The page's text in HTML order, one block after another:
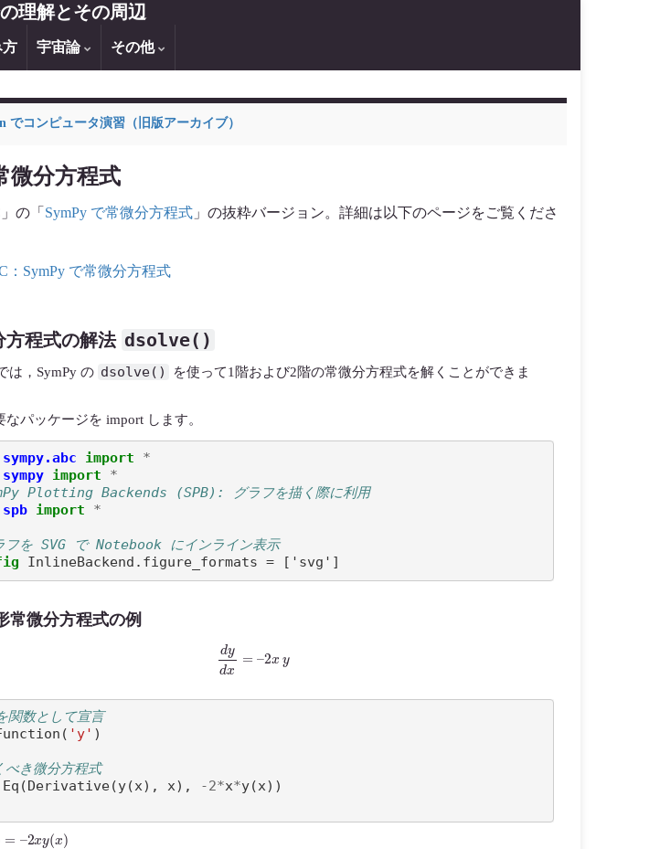
理解とその周辺
方 宇宙論 その他
でコンピュータ演習（旧版アーカイブ）
微分方程式
の「 SymPy で常微分方程式 」の抜粋バージョン。詳細は以下のページをご覧くださ
：SymPy で常微分方程式
方程式の解法 dsolve()
は，SymPy の dsolve()
を使って1階および2階の常微分方程式を解くことができま
なパッケージを import します。
sympy.abc import
*
sympy import
*
Plotting Backends (SPB): グラフを描く際に利用
spb import *
フを SVG で Notebook にインライン表示
常微分方程式の例
dyd
数として宣言
( 'y' )
き微分方程式
Eq (Derivative(y(x), x), -2*x*y(x))
xy )